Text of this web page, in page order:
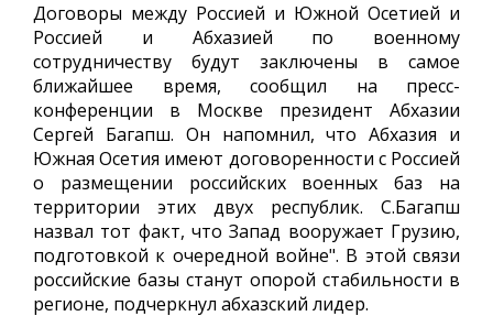
Договоры между Россией и Южной Осетией и
Россией и Абхазией по военному
сотрудничеству будут заключены в самое
ближайшее время, сообщил на пресс-
конференции в Москве президент Абхазии
Сергей Багапш. Он напомнил, что Абхазия и
Южная Осетия имеют договоренности с Россией
о размещении российских военных баз на
территории этих двух республик. С.Багапш
назвал тот факт, что Запад вооружает Грузию,
подготовкой к очередной войне". В этой связи
российские базы станут опорой стабильности в
регионе, подчеркнул абхазский лидер.